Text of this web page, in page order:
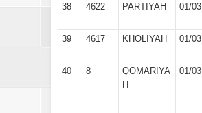
38
4622 PARTIYAH 01/03
39
4617 KHOLIYAH 01/03
40
8
QOMARIYA
H
01/03